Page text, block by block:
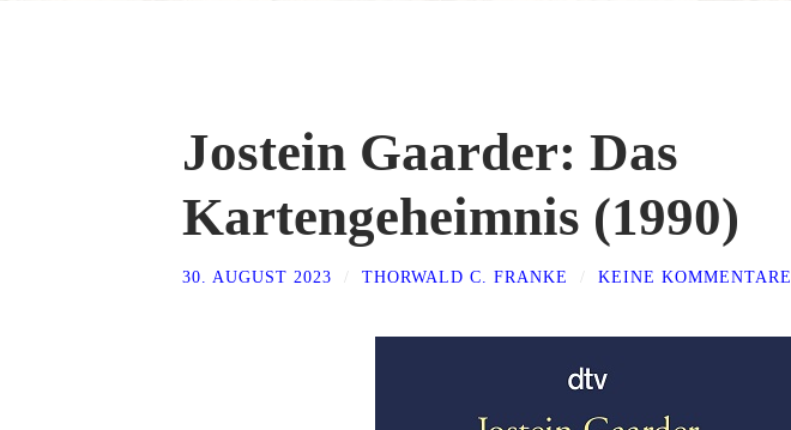
Jostein Gaarder: Das
Kartengeheimnis (1990)
30. AUGUST 2023 THORWALD C. FRANKE KEINE KOMMENTARE